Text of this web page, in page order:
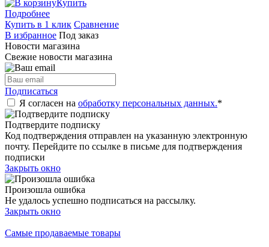
Купить
Подробнее
Купить в 1 клик Сравнение
В избранное Под заказ
Новости магазина
Свежие новости магазина
Подписаться
Я согласен на обработку персональных данных.*
Подтвердите подписку
Код подтверждения отправлен на указанную электронную
почту. Перейдите по ссылке в письме для подтверждения
подписки
Закрыть окно
Произошла ошибка
Не удалось успешно подписаться на рассылку.
Закрыть окно
Самые продаваемые товары